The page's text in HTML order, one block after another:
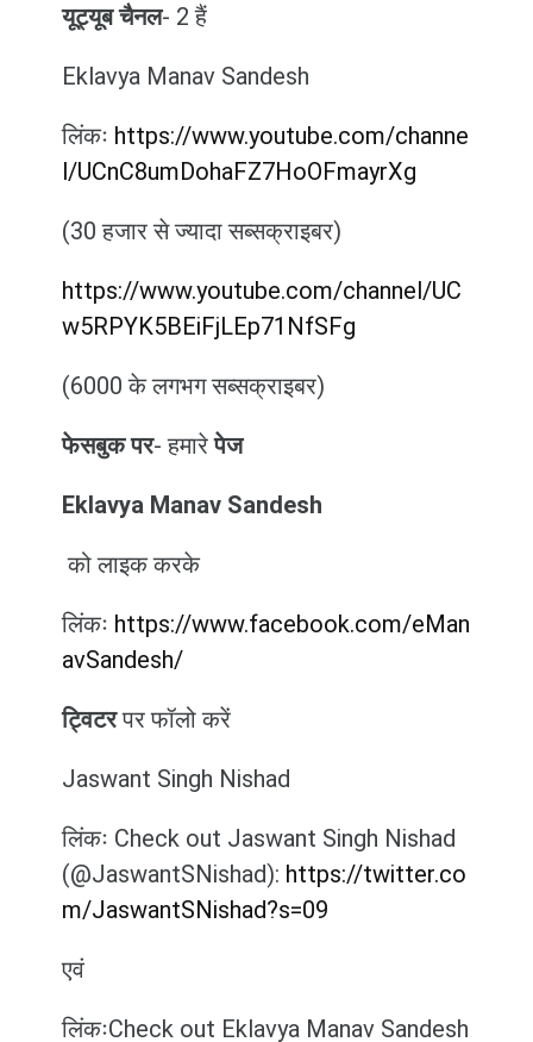
यूट्यूब चैनल- 2 हैं
Eklavya Manav Sandesh
लिंकः https://www.youtube.com/channe
l/UCnC8umDohaFZ7HoOFmayrXg
(30 हजार से ज्यादा सब्सक्राइबर)
https://www.youtube.com/channel/UC
w5RPYK5BEiFjLEp71NfSFg
(6000 के लगभग सब्सक्राइबर)
फेसबुक पर- हमारेपेज
Eklavya Manav Sandesh
को लाइक करके
लिंकः https://www.facebook.com/eMan
avSandesh/
ट्विटरपर फॉलो करें
Jaswant Singh Nishad
लिंकः Check out Jaswant Singh Nishad
(@JaswantSNishad): https://twitter.co
m/JaswantSNishad?s=09
एवं
लिंकःCheck out Eklavya Manav Sandesh